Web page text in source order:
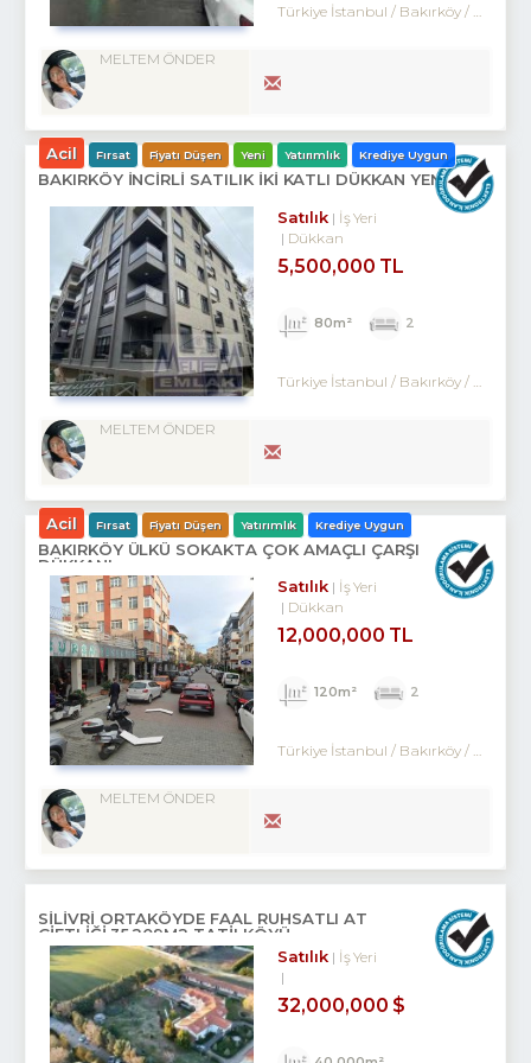
Türkiye İstanbul / Bakırköy/ Zuhuratbaba
MELTEM ÖNDER
Acil Fırsat Fiyatı Düşen Yeni Yatırımlık Krediye Uygun
BAKIRKÖY İNCİRLİ SATILIK İKİ KATLI DÜKKAN YENİ BİNA
Satılık
İş Yeri
Dükkan
5,500,000 TL
80m² 2
Türkiye İstanbul / Bakırköy/ Kartaltepe
MELTEM ÖNDER
Acil Fırsat Fiyatı Düşen Yatırımlık Krediye Uygun
BAKIRKÖY ÜLKÜ SOKAKTA ÇOK AMAÇLI ÇARŞI
DÜKKANI
Satılık
İş Yeri
Dükkan
12,000,000 TL
120m² 2
Türkiye İstanbul / Bakırköy/ Kartaltepe
MELTEM ÖNDER
SILIVRI ORTAKÖYDE FAAL RUHSATLI AT
ÇIFTLIĞI,35.209M2 TATILKÖYÜ
Satılık
İş Yeri
32,000,000 $